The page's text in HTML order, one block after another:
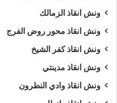
ونش انقاذ الزمالك
ونش انقاذ محور روض الفرج
ونش انقاذ كفر الشيخ
ونش انقاذ مدينتي
ونش انقاذ وادي النطرون